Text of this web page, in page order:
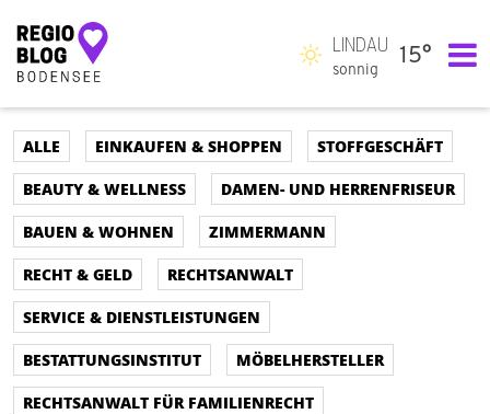
Hauptnavigation
LINDAU
sonnig
15°
ALLE EINKAUFEN & SHOPPEN
STOFFGESCHÄFT
BEAUTY & WELLNESS
DAMEN- UND HERRENFRISEUR
BAUEN & WOHNEN
ZIMMERMANN
RECHT & GELD
RECHTSANWALT
SERVICE & DIENSTLEISTUNGEN
BESTATTUNGSINSTITUT
MÖBELHERSTELLER
RECHTSANWALT FÜR FAMILIENRECHT